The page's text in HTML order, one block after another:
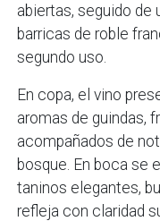
abiertas, seguido de
barricas de roble
segundo uso.
En copa, el vino
aromas de guindas,
acompañados de
bosque. En boca se
taninos elegantes,
refleja con claridad